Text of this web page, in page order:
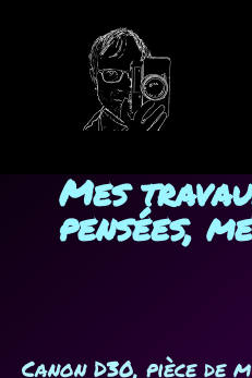
Mes
pensées,
Canon D30, pièce de